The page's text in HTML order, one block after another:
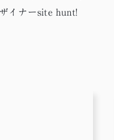
イナーsite hunt!